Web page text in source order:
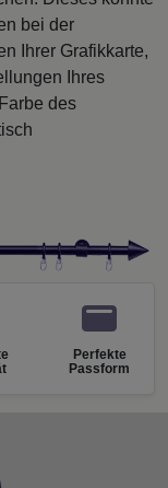
bei der
Ihrer Grafikkarte,
Ihres
des
Perfekte
Passform